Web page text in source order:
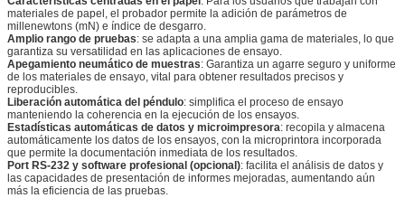
materiales de papel, el probador permite la adición de parámetros de
millenewtons (mN) e índice de desgarro.
Amplio rango de pruebas: se adapta a una amplia gama de materiales, lo que
garantiza su versatilidad en las aplicaciones de ensayo.
Apegamiento neumático de muestras: Garantiza un agarre seguro y uniforme
de los materiales de ensayo, vital para obtener resultados precisos y
reproducibles.
Liberación automática del péndulo: simplifica el proceso de ensayo
manteniendo la coherencia en la ejecución de los ensayos.
Estadísticas automáticas de datos y microimpresora: recopila y almacena
automáticamente los datos de los ensayos, con la microprintora incorporada
que permite la documentación inmediata de los resultados.
Port RS-232 y software profesional (opcional): facilita el análisis de datos y
las capacidades de presentación de informes mejoradas, aumentando aún
más la eficiencia de las pruebas.